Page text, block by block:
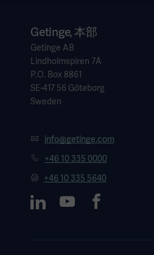
Getinge, 本部
Getinge AB
Lindholmspiren 7A
P.O. Box 8861
SE-417 56 Göteborg
Sweden
info@getinge.com
+46 10 335 0000
+46 10 335 5640